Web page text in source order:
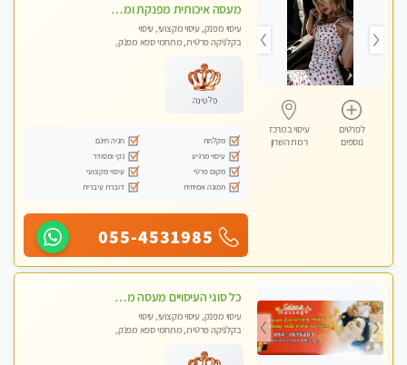
לפרטים
נוספים
עיסוי במרכז
רמת השרון
מעסה איכותית מפנקת ומקצועית לעיסוי חלומי ..... בהוד השרון
עיסוי מפנק, עיסוי מקצועי, עיסוי
בקלניקה פרטית, מתחמי ספא מפנק,
פלטינה
מקלחת
חניה חינם
עיסוי מרגיע
נקי ומסודר
מקום פרטי
עיסוי מקצועי
תמונה אמיתית
דוברת עיברית
055-4531985
כל סוגי העיסויים מעסה מקצועית ואיכותית פרטי! -Selena Spa and Massage
עיסוי מפנק, עיסוי מקצועי, עיסוי
בקלניקה פרטית, מתחמי ספא מפנק,